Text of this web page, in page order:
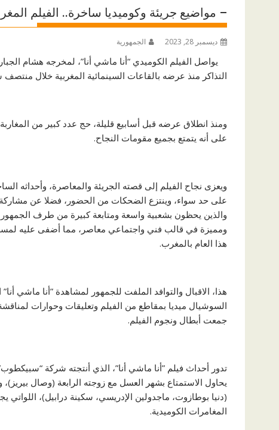
– مواضيع جريئة وكوميديا ساخرة.. الفيلم
ديسمبر 28, 2023 الجمهورية
يواصل الفيلم الكوميدي “أنا ماشي أنا”، لمخرجه هشام
التذاكر منذ عرضه بالقاعات السينمائية المغربية خلال
ومنذ انطلاق عرضه قبل أسابيع قليلة، حج عدد كبير من
على أنه يتمتع بجميع مقومات النجاح.
ويعزى نجاح الفيلم إلى قصته الجريئة والمعاصرة، وأحداثه
على حد سواء، وينتزع الضحكات من الحضور، فضلا عن مشاركة
والذين يحظون بشعبية واسعة ومتابعة كبيرة من طرف الجمهور
ومميزة في قالب فني واجتماعي معاصر، مما أضفى عليه لمسة
هذا العام بالمغرب.
هذا، الاقبال والتوافد الملفت للجمهور لمشاهدة ”أنا
السوشيال ميديا بمقاطع من الفيلم وتعليقات وحوارات
جمعت أبطال ونجوم الفيلم.
تدور أحداث فيلم ”أنا ماشي أنا”، الذي أنتجته شركة
يحاول الاستمتاع بشهر العسل مع زوجته الرابعة (وصال بيريز)،
(دنيا بوطازوت، ماجدولين الإدريسي، سكينة درابيل)،
المغامرات الكوميدية.